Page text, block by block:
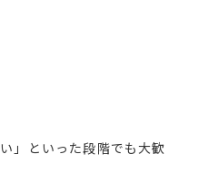
」といった段階でも大歓